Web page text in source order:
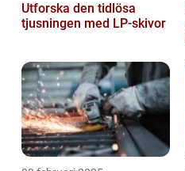
Utforska den tidlösa
tjusningen med LP-skivor